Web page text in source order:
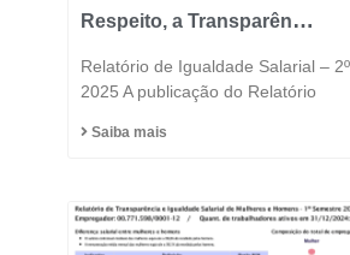
Respeito, a Transparência
DNA do Grupo Fast
Relatório de Igualdade Salarial –
2025 A publicação do Relatório
Saiba mais